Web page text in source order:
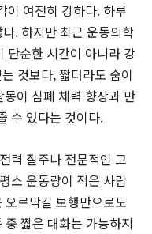
이 여전히 강하다. 하루
. 하지만 최근 운동의학
단순한 시간이 아니라 강
것보다, 짧더라도 숨이
이 심폐 체력 향상과 만
수 있다는 것이다.
력 질주나 전문적인 고
소 운동량이 적은 사람
르막길 보행만으로도
짧은 대화는 가능하지